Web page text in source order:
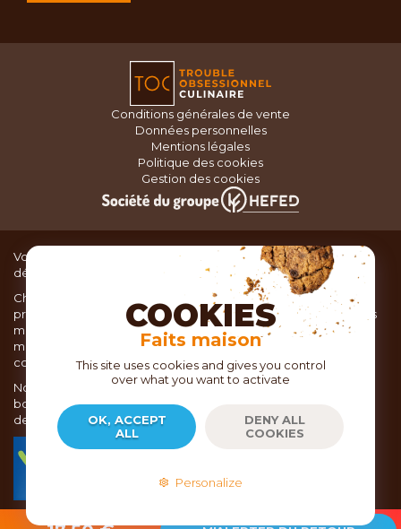
Conditions générales de vente
Données personnelles
Mentions légales
Politique des cookies
Gestion des cookies
Vous recherchez du matériel de cuisine pour concocter de
délicieux plats ou des pâtisseries dignes d’un grand chef ?
Chez TOC, boutique d’ustensiles de cuisine, nous vous
proposons une large sélection de produits issus des meilleures
marques de matériel de cuisine: Ustensiles de pâtisserie,
matériel de cuisson, service de table, ustensiles de cuisine,
coutellerie, set picnic.
Nous vous réservons un accueil chaleureux au sein de nos 21
boutiques, mais vous trouverez également tout votre matériel
de cuisine en ligne sur notre site internet toc.fr
commerce et de la vente à distance depuis 2018.
2026- Copyright EPICURIA - TOC.FR
COOKIES
Faits maison
This site uses cookies and gives you control
over what you want to activate
OK, ACCEPT
ALL
DENY ALL
COOKIES
Personalize